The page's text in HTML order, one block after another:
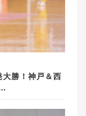
勝！神戸＆西